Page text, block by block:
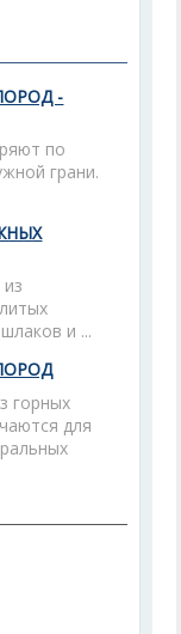
-
по
грани.
и ...
горных
для